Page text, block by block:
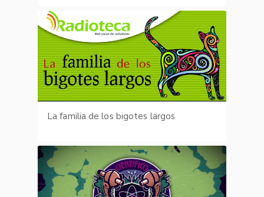
La familia de los bigotes largos